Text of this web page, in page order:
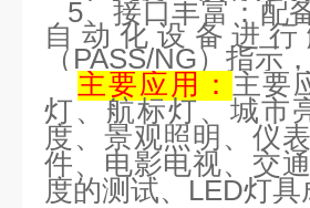
5、接口丰富：配
自动化设备进
（ PASS/NG）指示
主要应用： 主要
灯、航标灯、城市
度、景观照明、仪
件、电影电视、交
度的测试、 LED灯具